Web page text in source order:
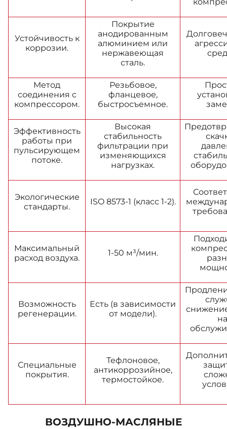
Устойчивость к
коррозии.
Покрытие
анодированным
алюминием или
нержавеющая
сталь.
Метод
соединения с
компрессором.
Резьбовое,
фланцевое,
быстросъемное.
Эффективность
работы при
пульсирующем
потоке.
Высокая
стабильность
фильтрации при
изменяющихся
нагрузках.
Экологические
стандарты.
ISO 8573-1 (класс 1-2).
Максимальный
расход воздуха.
1-50 м³/мин.
Возможность
регенерации.
Есть (в зависимости
от модели).
на
Специальные
покрытия.
Тефлоновое,
антикоррозийное,
термостойкое.
ВОЗДУШНО-МАСЛЯНЫЕ